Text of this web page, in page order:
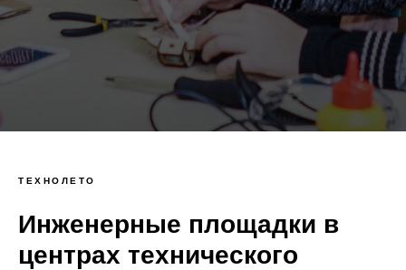
ТЕХНОЛЕТО
Инженерные площадки в
центрах технического